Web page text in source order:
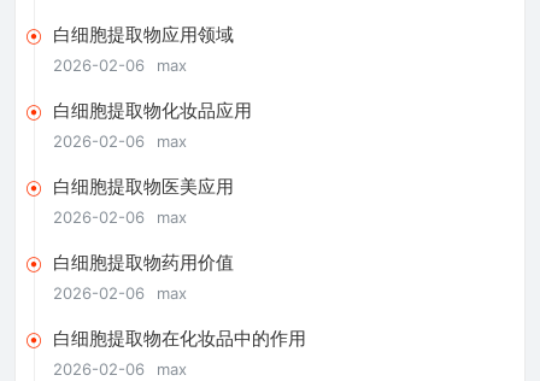
白细胞提取物应用领域
2026-02-06 max
白细胞提取物化妆品应用
2026-02-06 max
白细胞提取物医美应用
2026-02-06 max
白细胞提取物药用价值
2026-02-06 max
白细胞提取物在化妆品中的作用
2026-02-06 max